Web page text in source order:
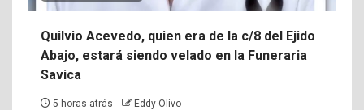
Quilvio Acevedo, quien era de la c/8 del Ejido
Abajo, estará siendo velado en la Funeraria
Savica
5 horas atrás Eddy Olivo